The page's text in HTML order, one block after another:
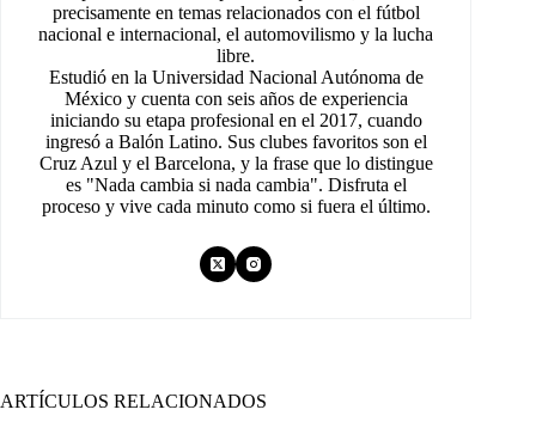
precisamente en temas relacionados con el fútbol
nacional e internacional, el automovilismo y la lucha
libre.
Estudió en la Universidad Nacional Autónoma de
México y cuenta con seis años de experiencia
iniciando su etapa profesional en el 2017, cuando
ingresó a Balón Latino. Sus clubes favoritos son el
Cruz Azul y el Barcelona, y la frase que lo distingue
es "Nada cambia si nada cambia". Disfruta el
proceso y vive cada minuto como si fuera el último.
ARTÍCULOS RELACIONADOS